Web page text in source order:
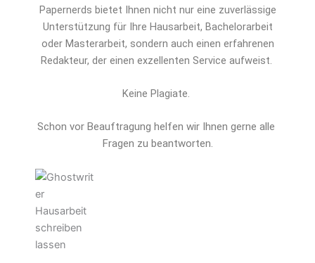
Papernerds bietet Ihnen nicht nur eine zuverlässige
Unterstützung für Ihre Hausarbeit, Bachelorarbeit
oder Masterarbeit, sondern auch einen erfahrenen
Redakteur, der einen exzellenten Service aufweist.
Keine Plagiate.
Schon vor Beauftragung helfen wir Ihnen gerne alle
Fragen zu beantworten.